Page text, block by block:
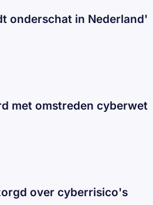
onderschat in Nederland'
met omstreden cyberwet
over cyberrisico's